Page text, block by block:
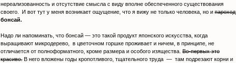
нереализованность и отсутствие смысла с виду вполне обеспеченного существования
своего. И вот тут у меня возникает ощущение, что я вижу не только человека, но и пароход
бонсай.
Надо ли напоминать, что бонсай — это такой продукт японского искусства, когда
выращивают микродерево, в цветочном горшке проживает и ничем, в принципе, не
отличается от полноформатного, кроме размера и особого изящества. Во-первых это
красиво. В него вложены годы кропотливого, тщательного труда — там подрезают корни и